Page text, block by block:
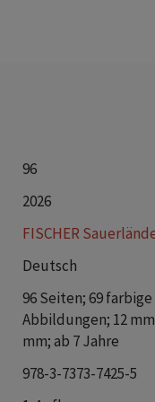
seine
noch
NEXT
Level:
Hier
96
2026
FISCHER
Deutsch
96 Seiten; 69 farbige
Abbildungen; 12 mm
mm; ab 7 Jahre
978-3-7373-7425-5